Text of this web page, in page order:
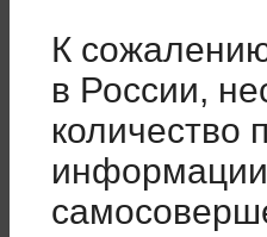
К
в России,
количество
информации